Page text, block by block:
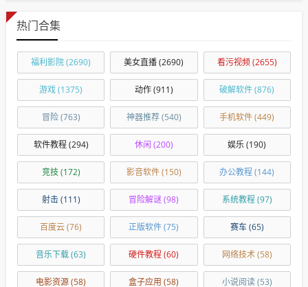
热门合集
福利影院(2690) 美女直播(2690) 看污视频(2655)
游戏(1375) 动作(911) 破解软件(876)
冒险(763) 神器推荐(540) 手机软件(449)
软件教程(294) 休闲 (200) 娱乐(190)
竞技(172) 影音软件(150) 办公教程(144)
射击(111) 冒险解谜(98) 系统教程(97)
百度云(76) 正版软件(75) 赛车(65)
音乐下载(63) 硬件教程(60) 网络技术(58)
电影资源(58) 盒子应用 (58) 小说阅读(53)